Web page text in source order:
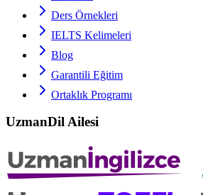
Ders Örnekleri
IELTS Kelimeleri
Blog
Garantili Eğitim
Ortaklık Programı
UzmanDil Ailesi